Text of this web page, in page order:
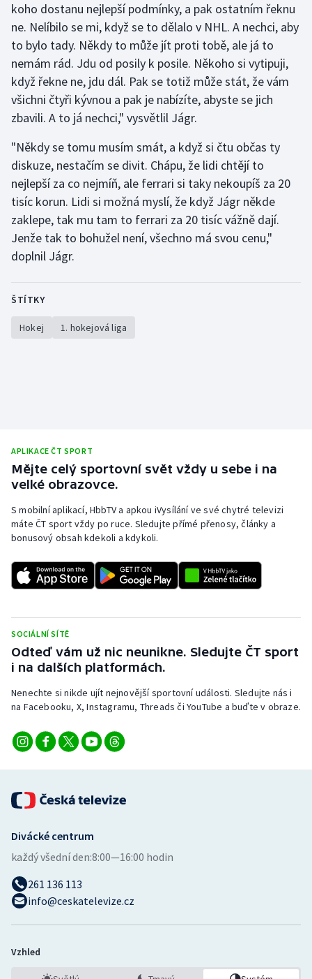
koho dostanu nejlepší podmínky, a pak ostatním řeknu
ne. Nelíbilo se mi, když se to dělalo v NHL. A nechci, aby
to bylo tady. Někdy to může jít proti tobě, ale já to
nemám rád. Jdu od posily k posile. Někoho si vytipuji,
když řekne ne, jdu dál. Pak se totiž může stát, že vám
všichni čtyři kývnou a pak je nabízíte, abyste se jich
zbavili. A to já nechci," vysvětlil Jágr.
"Někdy se tomu musím smát, a když si čtu občas ty
diskuze, nestačím se divit. Chápu, že lidi chtějí to
nejlepší za co nejmíň, ale ferrari si taky nekoupíš za 20
tisíc korun. Lidi si možná myslí, že když Jágr někde
zaklepe, tak mu tam to ferrari za 20 tisíc vážně dají.
Jenže tak to bohužel není, všechno má svou cenu,"
doplnil Jágr.
ŠTÍTKY
Hokej 1. hokejová liga
APLIKACE ČT SPORT
Mějte celý sportovní svět vždy u sebe i na
velké obrazovce.
S mobilní aplikací, HbbTV a apkou iVysílání ve své chytré televizi
máte ČT sport vždy po ruce. Sledujte přímé přenosy, články a
bonusový obsah kdekoli a kdykoli.
SOCIÁLNÍ SÍTĚ
Odteď vám už nic neunikne. Sledujte ČT sport
i na dalších platformách.
Nenechte si nikde ujít nejnovější sportovní události. Sledujte nás i
na Facebooku, X, Instagramu, Threads či YouTube a buďte v obraze.
Divácké centrum
každý všední den:8:00—16:00 hodin
261 136 113
info@ceskatelevize.cz
Vzhled